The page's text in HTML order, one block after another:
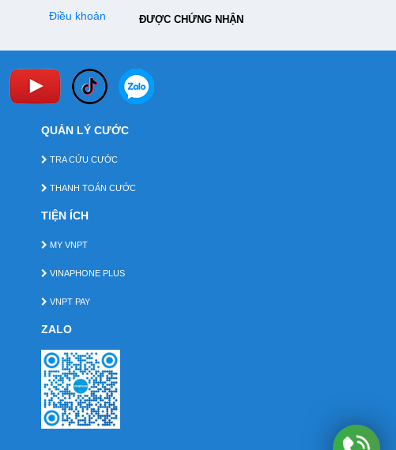
Điều khoản ĐƯỢC CHỨNG NHẬN
QUẢN LÝ CƯỚC
TRA CỨU CƯỚC
THANH TOÁN CƯỚC
TIỆN ÍCH
MY VNPT
VINAPHONE PLUS
VNPT PAY
ZALO